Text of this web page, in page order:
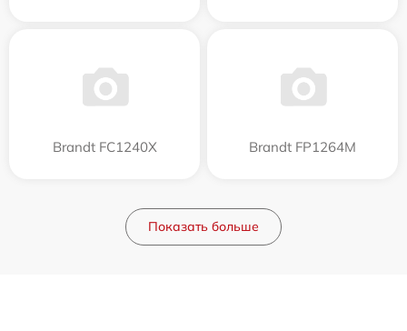
Brandt FC1240X Brandt FP1264M
Показать больше